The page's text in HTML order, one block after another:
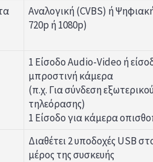
Αναλογική (CVBS) ή
720p ή 1080p)
1 Είσοδο Audio-Video ή
μπροστινή κάμερα
(π.χ. Για σύνδεση
τηλεόρασης)
1 Είσοδο για κάμερα
Διαθέτει 2 υποδοχές USB
μέρος της συσκευής